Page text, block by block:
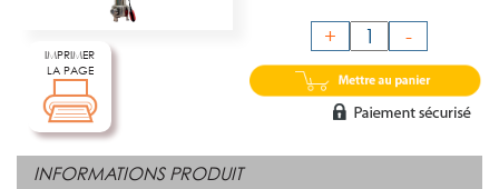
+ -
IMPRIMER
LA PAGE
INFORMATIONS PRODUIT